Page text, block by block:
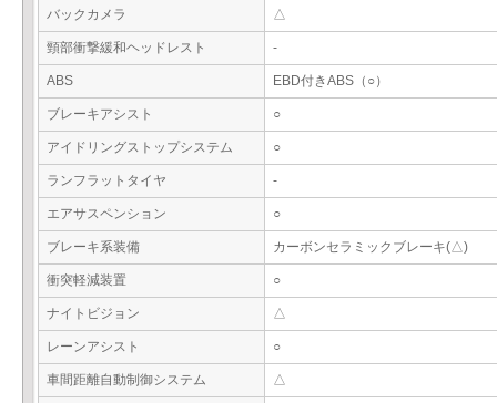
バックカメラ △
頸部衝撃緩和ヘッドレスト -
ABS EBD付きABS（○）
ブレーキアシスト ○
アイドリングストップシステム ○
ランフラットタイヤ -
エアサスペンション ○
ブレーキ系装備 カーボンセラミックブレーキ(△)
衝突軽減装置 ○
ナイトビジョン △
レーンアシスト ○
車間距離自動制御システム △